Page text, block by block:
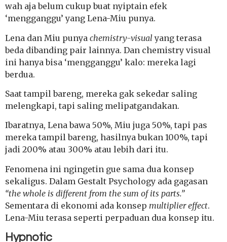
wah aja belum cukup buat nyiptain efek
‘mengganggu’ yang Lena-Miu punya.
Lena dan Miu punya chemistry-visual yang terasa
beda dibanding pair lainnya. Dan chemistry visual
ini hanya bisa ‘mengganggu’ kalo: mereka lagi
berdua.
Saat tampil bareng, mereka gak sekedar saling
melengkapi, tapi saling melipatgandakan.
Ibaratnya, Lena bawa 50%, Miu juga 50%, tapi pas
mereka tampil bareng, hasilnya bukan 100%, tapi
jadi 200% atau 300% atau lebih dari itu.
Fenomena ini ngingetin gue sama dua konsep
sekaligus. Dalam Gestalt Psychology ada gagasan
“the whole is different from the sum of its parts.”
Sementara di ekonomi ada konsep multiplier effect.
Lena-Miu terasa seperti perpaduan dua konsep itu.
Hypnotic